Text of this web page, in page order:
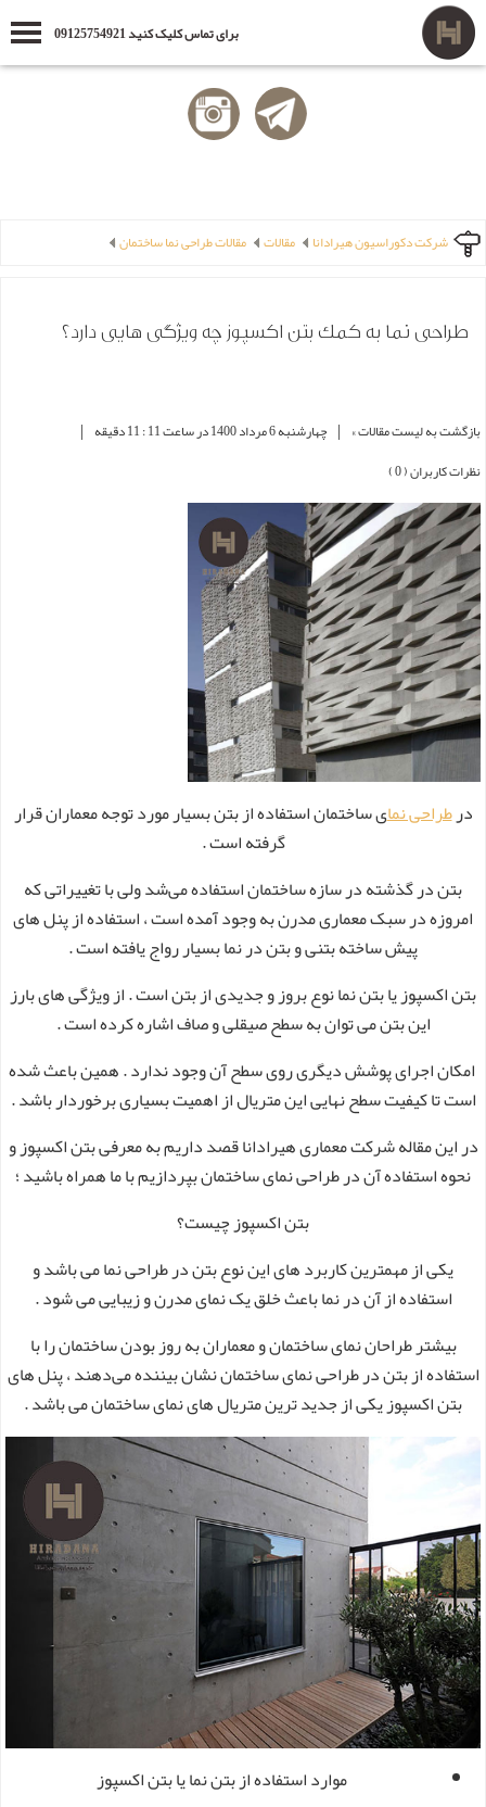
برای تماس کلیک کنید 09125754921
شرکت دکوراسیون هیرادانا مقالات مقالات طراحی نما ساختمان
طراحی نما به کمک بتن اکسپوز چه ویژگی هایی دارد؟
بازگشت به لیست مقالات » | چهارشنبه 6 مرداد 1400 در ساعت 11 : 11 دقیقه |
نظرات کاربران ( 0 )
درطراحی نمای ساختمان استفاده از بتن بسیار مورد توجه معماران قرار
گرفته است .
بتن در گذشته در سازه ساختمان استفاده می‌شد ولی با تغییراتی که
امروزه در سبک معماری مدرن به وجود آمده است ، استفاده از پنل های
پیش ساخته بتنی و بتن در نما بسیار رواج یافته است .
بتن اکسپوز یا بتن نما نوع بروز و جدیدی از بتن است . از ویژگی های بارز
این بتن می توان به سطح صیقلی و صاف اشاره کرده است .
امکان اجرای پوشش دیگری روی سطح آن وجود ندارد . همین باعث شده
است تا کیفیت سطح نهایی این متریال از اهمیت بسیاری برخوردار باشد .
در این مقاله شرکت معماری هیرادانا قصد داریم به معرفی بتن اکسپوز و
نحوه استفاده آن در طراحی نمای ساختمان بپردازیم با ما همراه باشید ؛
بتن اکسپوز چیست؟
یکی از مهمترین کاربرد های این نوع بتن در طراحی نما می باشد و
استفاده از آن در نما باعث خلق یک نمای مدرن و زیبایی می شود .
بیشتر طراحان نمای ساختمان و معماران به روز بودن ساختمان را با
استفاده از بتن در طراحی نمای ساختمان نشان بیننده می‌دهند ، پنل های
بتن اکسپوز یکی از جدید ترین متریال های نمای ساختمان می باشد .
موارد استفاده از بتن نما یا بتن اکسپوز